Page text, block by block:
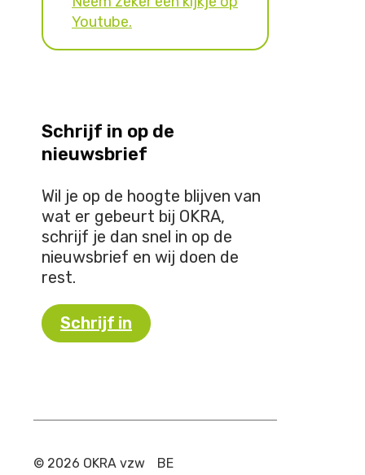
Youtube.
Schrijf in op de
nieuwsbrief
Wil je op de hoogte blijven van
wat er gebeurt bij OKRA,
schrijf je dan snel in op de
nieuwsbrief en wij doen de
rest.
Schrijf in
© 2026 OKRA vzw
BE